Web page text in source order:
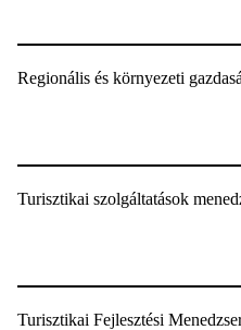
Regionális és környezeti
Turisztikai szolgáltatások
Turisztikai Fejlesztési